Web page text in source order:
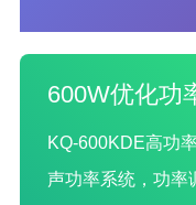
600W优化功
KQ-600KDE高功
声功率系统，功率